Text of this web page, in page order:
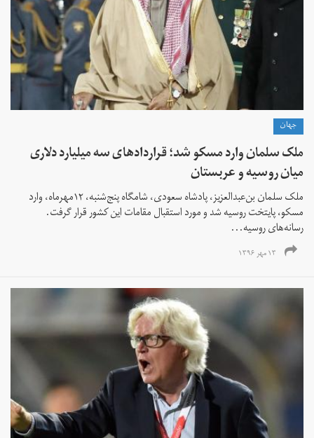
جهان
ملک سلمان وارد مسکو شد؛ قراردادهای سه میلیارد دلاری
میان روسیه و عربستان
ملک سلمان بن‌عبدالعزیز، پادشاه سعودی، شامگاه پنج‌شنبه، ۱۲مهرماه، وارد
مسکو، پایتخت روسیه شد و مورد استقبال مقامات این کشور قرار گرفت.
رسانه‌های روسیه...
۱۳ مهر ۱۳۹۶